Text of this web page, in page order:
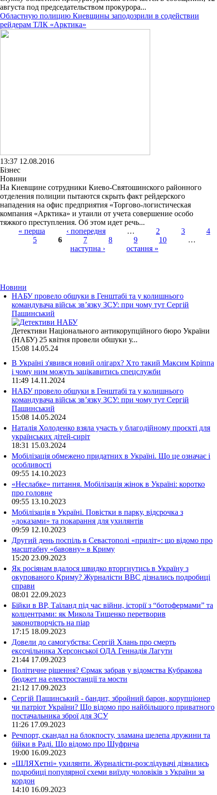
августа под председательством прокурора...
Областную полицию Киевщины заподозрили в содействии
рейдерам ТЛК «Арктика»
13:37 12.08.2016
Бізнес
Новини
На Киевщине сотрудники Киево-Святошинского районного
отделения полиции пытаются скрыть факт рейдерского
нападения на офис предприятия «Торгово-логистическая
компания «Арктика» и утаили от учета совершение особо
тяжкого преступления. Об этом идет речь...
Страницы
« перша ‹ попередня … 2 3
4
5
6 7 8 9 10
…
наступна ›
остання »
Новини
НАБУ провело обшуки в Генштабі та у колишнього
командувача військ зв’язку ЗСУ: при чому тут Сергій
Пашинський
Детективи Національного антикорупційного бюро України
(НАБУ) 25 квітня провели обшуки у...
15:08 14.05.24
В Україні з'явився новий олігарх? Хто такий Максим Кріппа
і чому ним можуть зацікавитись спецслужби
11:49 14.11.2024
НАБУ провело обшуки в Генштабі та у колишнього
командувача військ зв’язку ЗСУ: при чому тут Сергій
Пашинський
15:08 14.05.2024
Наталія Холоденко взяла участь у благодійному проєкті для
українських дітей-сиріт
18:31 15.03.2024
Мобілізація обмежено придатних в Україні. Що це означає і
особливості
09:55 14.10.2023
«Неслабке» питання. Мобілізація жінок в Україні: коротко
про головне
09:55 13.10.2023
Мобілізація в Україні. Повістки в парку, відсрочка з
«доказами» та покарання для ухилянтів
09:59 12.10.2023
Другий день поспіль в Севастополі «приліт»: що відомо про
масштабну «бавовну» в Криму
15:20 23.09.2023
Як росіянам вдалося швидко вторгнутись в Україну з
окупованого Криму? Журналісти ВВС дізнались подробиці
справи
08:01 22.09.2023
Бійки в ВР, Таїланд під час війни, історії з “ботофермами” та
колцентрами: як Микола Тищенко перетворив
законотворчість на піар
17:15 18.09.2023
Довели до самогубства: Сергій Хлань про смерть
ексочільника Херсонської ОДА Геннадія Лагути
21:44 17.09.2023
Політичне рішення? Єрмак забрав у відомства Кубракова
бюджет на електростанції та мости
21:12 17.09.2023
Сергій Пашинський - бандит, збройний барон, корупціонер
чи патріот України? Що відомо про найбільшого приватного
постачальника зброї для ЗСУ
11:26 17.09.2023
Речпорт, скандал на блокпосту, зламана щелепа дружини та
бійки в Раді. Що відомо про Шуфрича
19:00 16.09.2023
«ШЛЯХетні» ухилянти. Журналісти-розслідувачі дізнались
подробиці популярної схеми виїзду чоловіків з України за
кордон
14:10 16.09.2023